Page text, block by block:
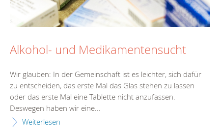
Alkohol- und Medikamentensucht
Wir glauben: In der Gemeinschaft ist es leichter, sich dafür
zu entscheiden, das erste Mal das Glas stehen zu lassen
oder das erste Mal eine Tablette nicht anzufassen.
Deswegen haben wir eine...
Weiterlesen